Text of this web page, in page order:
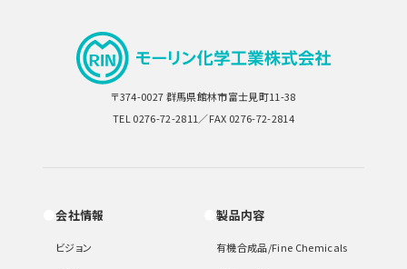
〒374-0027 群馬県館林市富士見町11-38
TEL 0276-72-2811／FAX 0276-72-2814
会社情報
ビジョン
製品内容
有機合成品/Fine Chemicals